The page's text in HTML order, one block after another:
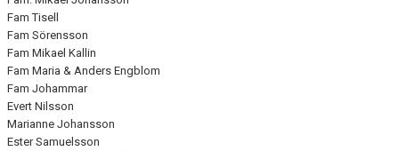
Fam Tisell
Fam Sörensson
Fam Mikael Kallin
Fam Maria & Anders Engblom
Fam Johammar
Evert Nilsson
Marianne Johansson
Ester Samuelsson